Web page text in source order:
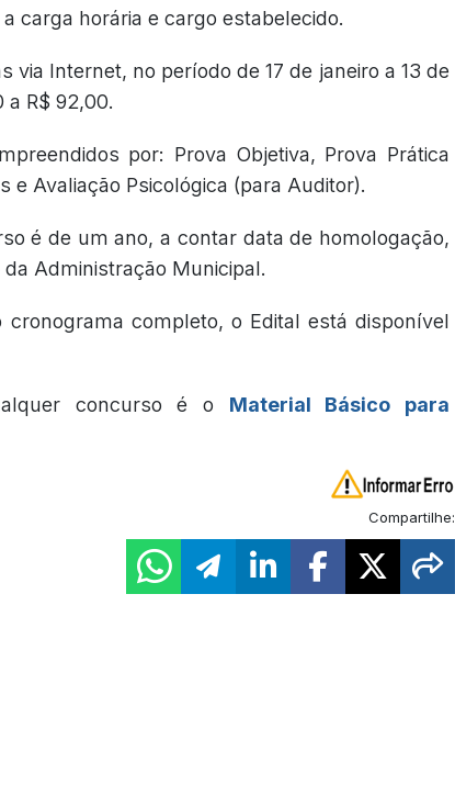
carga horária e cargo estabelecido.
via Internet, no período de 17 de janeiro a 13 de
a R$ 92,00.
por: Prova Objetiva, Prova Prática
Avaliação Psicológica (para Auditor).
é de um ano, a contar data de homologação,
Administração Municipal.
completo, o Edital está disponível
concurso é o Material Básico para
Compartilhe: